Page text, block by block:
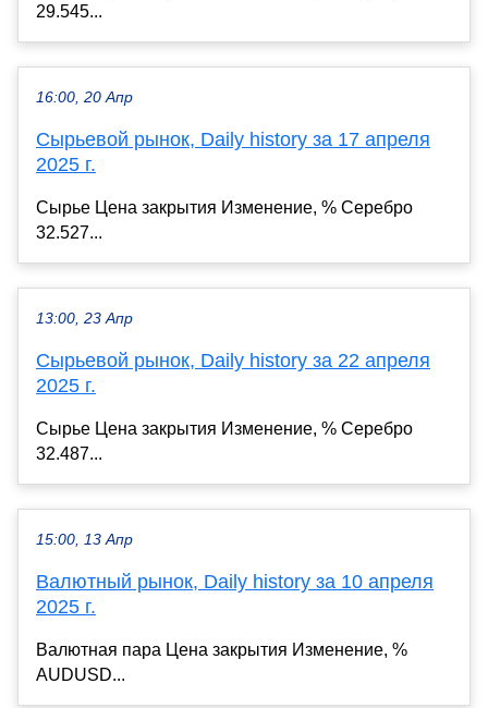
29.545...
16:00, 20 Апр
Сырьевой рынок, Daily history за 17 апреля
2025 г.
Сырье Цена закрытия Изменение, % Серебро
32.527...
13:00, 23 Апр
Сырьевой рынок, Daily history за 22 апреля
2025 г.
Сырье Цена закрытия Изменение, % Серебро
32.487...
15:00, 13 Апр
Валютный рынок, Daily history за 10 апреля
2025 г.
Валютная пара Цена закрытия Изменение, %
AUDUSD...